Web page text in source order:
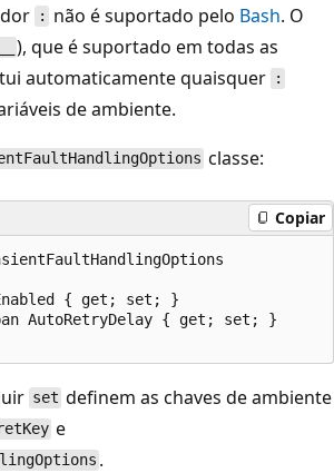
: não é suportado pelo Bash. O
), que é suportado em todas as
automaticamente quaisquer
:
de ambiente.
classe:
Copiar
{ get; set; }
AutoRetryDelay { get; set; }
set definem as chaves de ambiente
e
.